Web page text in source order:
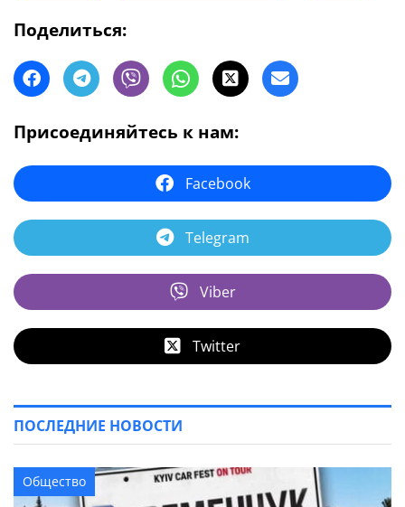
Поделиться:
Присоединяйтесь к нам:
Facebook
Telegram
Viber
Twitter
ПОСЛЕДНИЕ НОВОСТИ
Общество